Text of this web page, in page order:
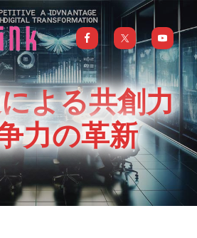
らアカリンク
よる共創力
力の革新